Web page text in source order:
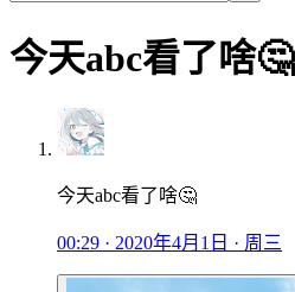
今天abc看了啥🤔
今天abc看了啥🤔
00:29 · 2020年4月1日 · 周三